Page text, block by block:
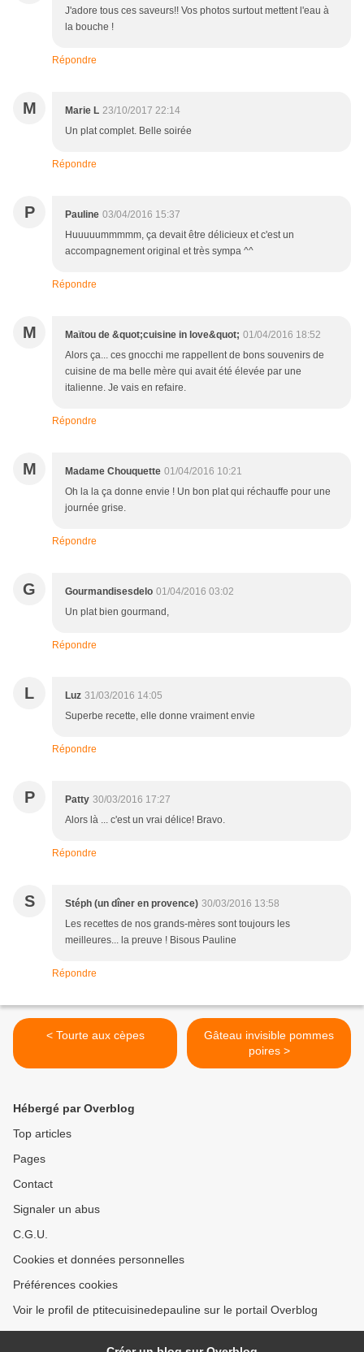
J'adore tous ces saveurs!! Vos photos surtout mettent l'eau à
la bouche !
Répondre
M Marie L 23/10/2017 22:14
Un plat complet. Belle soirée
Répondre
P Pauline 03/04/2016 15:37
Huuuuummmmm, ça devait être délicieux et c'est un
accompagnement original et très sympa ^^
Répondre
M Maïtou de &quot;cuisine in love&quot; 01/04/2016 18:52
Alors ça... ces gnocchi me rappellent de bons souvenirs de
cuisine de ma belle mère qui avait été élevée par une
italienne. Je vais en refaire.
Répondre
M Madame Chouquette 01/04/2016 10:21
Oh la la ça donne envie ! Un bon plat qui réchauffe pour une
journée grise.
Répondre
G Gourmandisesdelo 01/04/2016 03:02
Un plat bien gourmand,
Répondre
L Luz 31/03/2016 14:05
Superbe recette, elle donne vraiment envie
Répondre
P Patty 30/03/2016 17:27
Alors là ... c'est un vrai délice! Bravo.
Répondre
S Stéph (un dîner en provence) 30/03/2016 13:58
Les recettes de nos grands-mères sont toujours les
meilleures... la preuve ! Bisous Pauline
Répondre
< Tourte aux cèpes
Gâteau invisible pommes
poires >
Hébergé par Overblog
Top articles
Pages
Contact
Signaler un abus
C.G.U.
Cookies et données personnelles
Préférences cookies
Voir le profil de ptitecuisinedepauline sur le portail Overblog